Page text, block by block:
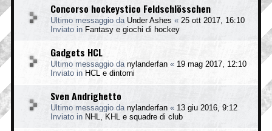
Concorso hockeystico Feldschlösschen
Ultimo messaggio da Under Ashes « 25 ott 2017, 16:10
Inviato in Fantasy e giochi di hockey
Gadgets HCL
Ultimo messaggio da nylanderfan « 19 mag 2017, 12:10
Inviato in HCL e dintorni
Sven Andrighetto
Ultimo messaggio da nylanderfan « 13 giu 2016, 9:12
Inviato in NHL, KHL e squadre di club